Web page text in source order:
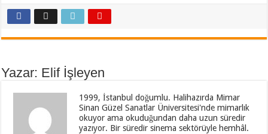
Yazar: Elif İşleyen
1999, İstanbul doğumlu. Halihazırda Mimar
Sinan Güzel Sanatlar Üniversitesi'nde mimarlık
okuyor ama okuduğundan daha uzun süredir
yazıyor. Bir süredir sinema sektörüyle hemhâl.